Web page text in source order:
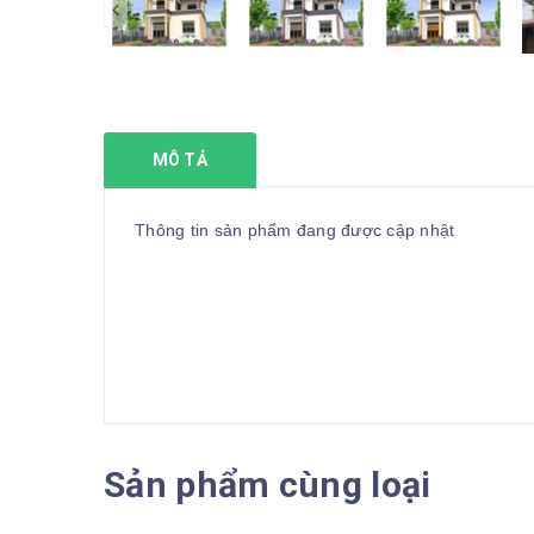
prev
MÔ TẢ
Thông tin sản phẩm đang được cập nhật
Sản phẩm cùng loại